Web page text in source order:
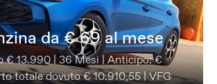
da € 69 al mese
€ 13.990 | 36 Mesi | Anticipo: €
totale dovuto € 10.910,55 | VFG